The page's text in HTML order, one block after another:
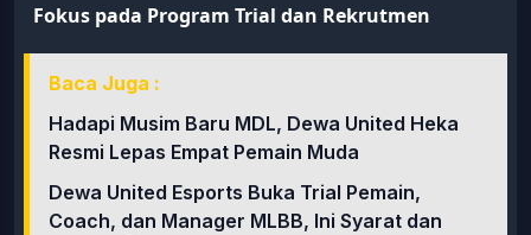
Fokus pada Program Trial dan Rekrutmen
Baca Juga :
Hadapi Musim Baru MDL, Dewa United Heka
Resmi Lepas Empat Pemain Muda
Dewa United Esports Buka Trial Pemain,
Coach, dan Manager MLBB, Ini Syarat dan